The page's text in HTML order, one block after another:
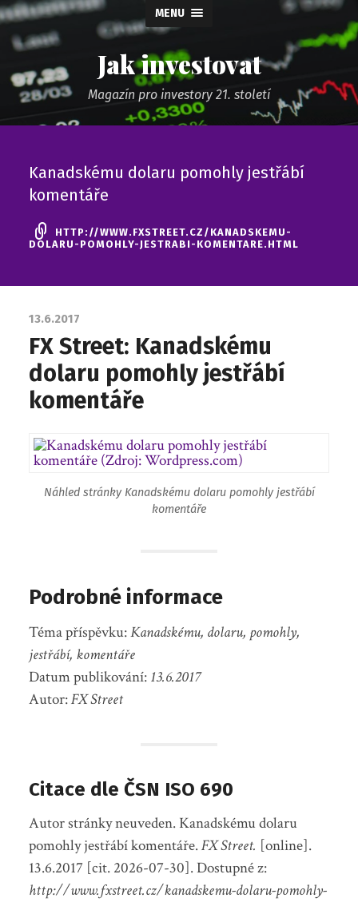
MENU
Jak investovat
Magazín pro investory 21. století
Kanadskému dolaru pomohly jestřábí
komentáře
HTTP://WWW.FXSTREET.CZ/KANADSKEMU-
DOLARU-POMOHLY-JESTRABI-KOMENTARE.HTML
13.6.2017
FX Street: Kanadskému
dolaru pomohly jestřábí
komentáře
Náhled stránky Kanadskému dolaru pomohly jestřábí
komentáře
Podrobné informace
Téma příspěvku:Kanadskému, dolaru, pomohly,
jestřábí, komentáře
Datum publikování: 13.6.2017
Autor:FX Street
Citace dle ČSN ISO 690
Autor stránky neuveden. Kanadskému dolaru
pomohly jestřábí komentáře.FX Street. [online].
13.6.2017 [cit. 2026-07-30]. Dostupné z:
http://www.fxstreet.cz/kanadskemu-dolaru-pomohly-